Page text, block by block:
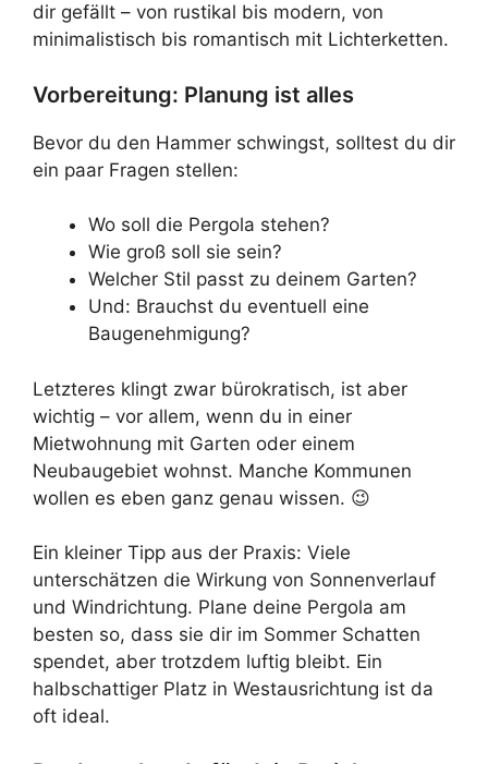
dir gefällt – von rustikal bis modern, von
minimalistisch bis romantisch mit Lichterketten.
Vorbereitung: Planung ist alles
Bevor du den Hammer schwingst, solltest du dir
ein paar Fragen stellen:
Wo soll die Pergola stehen?
Wie groß soll sie sein?
Welcher Stil passt zu deinem Garten?
Und: Brauchst du eventuell eine
Baugenehmigung?
Letzteres klingt zwar bürokratisch, ist aber
wichtig – vor allem, wenn du in einer
Mietwohnung mit Garten oder einem
Neubaugebiet wohnst. Manche Kommunen
wollen es eben ganz genau wissen. 😉
Ein kleiner Tipp aus der Praxis: Viele
unterschätzen die Wirkung von Sonnenverlauf
und Windrichtung. Plane deine Pergola am
besten so, dass sie dir im Sommer Schatten
spendet, aber trotzdem luftig bleibt. Ein
halbschattiger Platz in Westausrichtung ist da
oft ideal.